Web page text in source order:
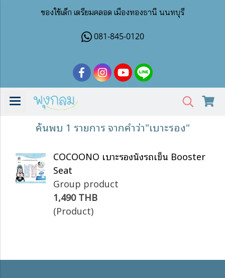
ของใช้เด็ก เตรียมคลอด เมืองทองธานี นนทบุรี
081-845-0120
ค้นพบ 1 รายการ จากคำว่า"เบาะรอง"
COCOONO เบาะรองนั่งรถเข็น Booster
Seat
Group product
1,490 THB
(Product)